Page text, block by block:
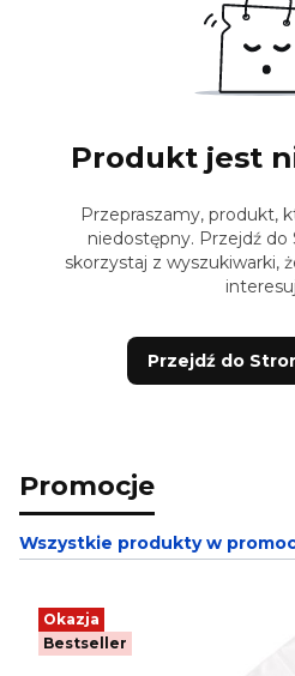
Produkt jest
Przepraszamy, produkt,
niedostępny. Przejdź do
skorzystaj z wyszukiwarki,
Przejdź do
Promocje
Wszystkie produkty w
Okazja
Bestseller